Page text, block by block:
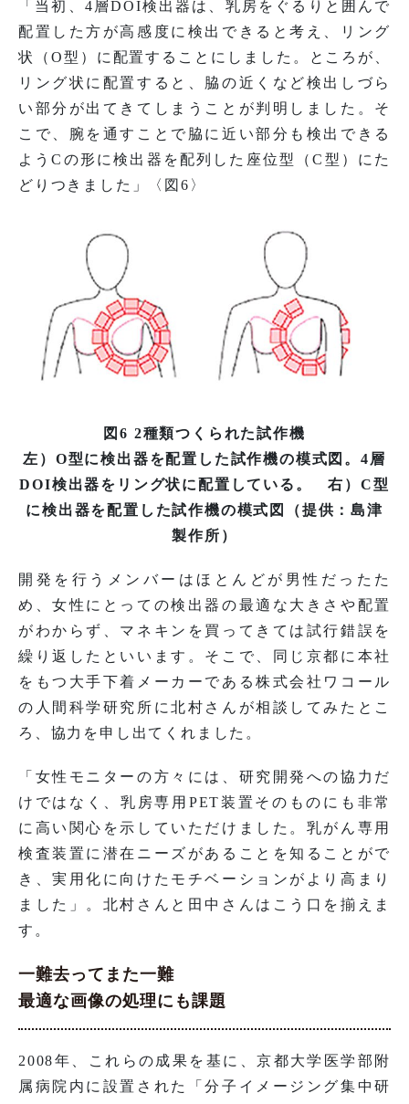
「当初、4層DOI検出器は、乳房をぐるりと囲んで
配置した方が高感度に検出できると考え、リング
状（O型）に配置することにしました。ところが、
リング状に配置すると、脇の近くなど検出しづら
い部分が出てきてしまうことが判明しました。そ
こで、腕を通すことで脇に近い部分も検出できる
ようCの形に検出器を配列した座位型（C型）にた
どりつきました」〈図6〉
図6 2種類つくられた試作機
左）O型に検出器を配置した試作機の模式図。4層
DOI検出器をリング状に配置している。 右）C型
に検出器を配置した試作機の模式図（提供：島津
製作所）
開発を行うメンバーはほとんどが男性だったた
め、女性にとっての検出器の最適な大きさや配置
がわからず、マネキンを買ってきては試行錯誤を
繰り返したといいます。そこで、同じ京都に本社
をもつ大手下着メーカーである株式会社ワコール
の人間科学研究所に北村さんが相談してみたとこ
ろ、協力を申し出てくれました。
「女性モニターの方々には、研究開発への協力だ
けではなく、乳房専用PET装置そのものにも非常
に高い関心を示していただけました。乳がん専用
検査装置に潜在ニーズがあることを知ることがで
き、実用化に向けたモチベーションがより高まり
ました」。北村さんと田中さんはこう口を揃えま
す。
一難去ってまた一難
最適な画像の処理にも課題
2008年、これらの成果を基に、京都大学医学部附
属病院内に設置された「分子イメージング集中研